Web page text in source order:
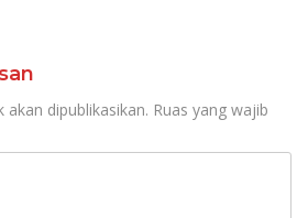
dipublikasikan. Ruas yang wajib